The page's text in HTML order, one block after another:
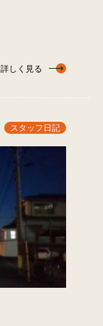
詳しく見る
スタッフ日記